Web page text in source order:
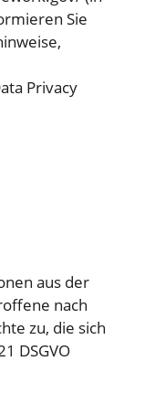
Sie
Privacy
aus der
nach
zu, die sich
DSGVO